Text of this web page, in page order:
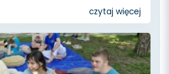
czytaj więcej